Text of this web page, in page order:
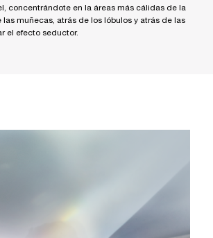
concentrándote en la áreas más cálidas de la
las muñecas, atrás de los lóbulos y atrás de las
el efecto seductor.